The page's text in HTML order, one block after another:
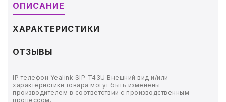
БУМАГА
ОПИСАНИЕ
ХАРАКТЕРИСТИКИ
ОТЗЫВЫ
IP телефон Yealink SIP-T43U Внешний вид и/или
характеристики товара могут быть изменены
производителем в соответствии с производственным
процессом.